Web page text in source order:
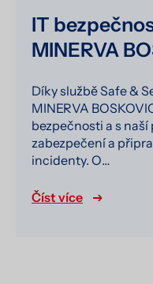
IT
MINERVA
Díky službě Safe &
MINERVA
bezpečnosti a s
zabezpečení a
incidenty. O…
Číst více